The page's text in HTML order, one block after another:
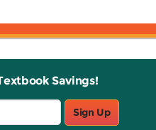
Savings!
Sign Up